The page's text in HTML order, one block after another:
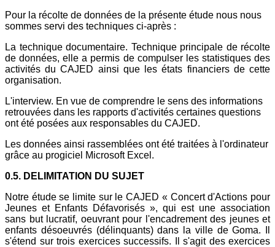
Pour la récolte de données de la présente étude nous nous
sommes servi des techniques ci-après :
La technique documentaire. Technique principale de récolte
de données, elle a permis de compulser les statistiques des
activités du CAJED ainsi que les états financiers de cette
organisation.
L'interview. En vue de comprendre le sens des informations
retrouvées dans les rapports d'activités certaines questions
ont été posées aux responsables du CAJED.
Les données ainsi rassemblées ont été traitées à l'ordinateur
grâce au progiciel Microsoft Excel.
0.5. DELIMITATION DU SUJET
Notre étude se limite sur le CAJED « Concert d'Actions pour
Jeunes et Enfants Défavorisés », qui est une association
sans but lucratif, oeuvrant pour l'encadrement des jeunes et
enfants désoeuvrés (délinquants) dans la ville de Goma. Il
s'étend sur trois exercices successifs. Il s'agit des exercices